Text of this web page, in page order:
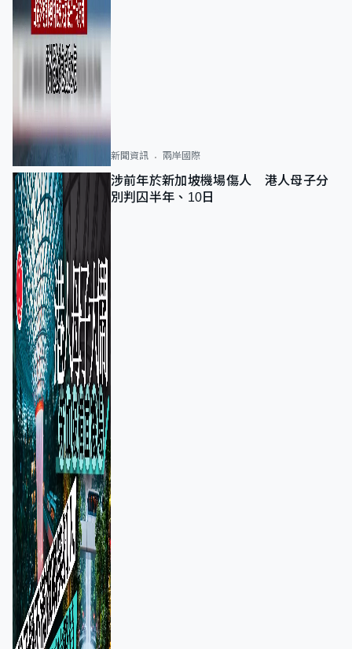
新聞資訊 兩岸國際
涉前年於新加坡機場傷人 港人母子分
別判囚半年、10日